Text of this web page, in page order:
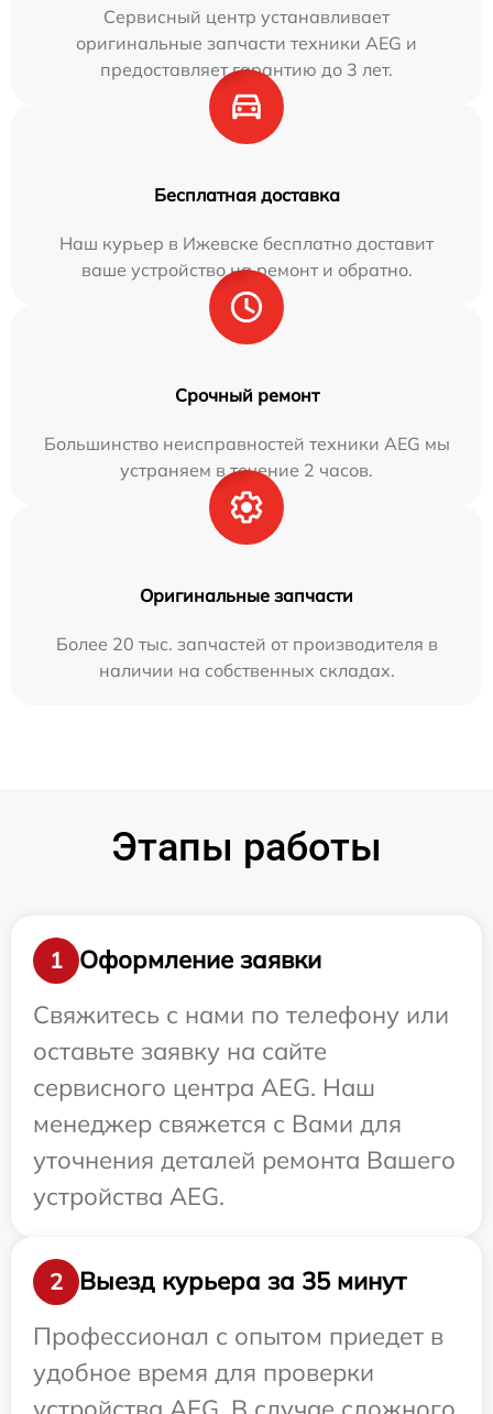
Сервисный центр устанавливает
оригинальные запчасти техники AEG и
предоставляет гарантию до 3 лет.
Бесплатная доставка
Наш курьер в Ижевске бесплатно доставит
ваше устройство на ремонт и обратно.
Срочный ремонт
Большинство неисправностей техники AEG мы
устраняем в течение 2 часов.
Оригинальные запчасти
Более 20 тыс. запчастей от производителя в
наличии на собственных складах.
Этапы работы
1
Оформление заявки
Свяжитесь с нами по телефону или
оставьте заявку на сайте
сервисного центра AEG. Наш
менеджер свяжется с Вами для
уточнения деталей ремонта Вашего
устройства AEG.
2
Выезд курьера за 35 минут
Профессионал с опытом приедет в
удобное время для проверки